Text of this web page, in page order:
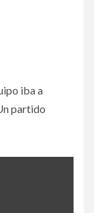
iba a
partido